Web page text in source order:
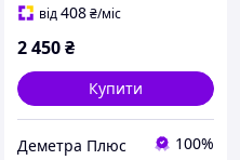
від408₴/міс
2 450₴
Купити
Деметра Плюс 100%